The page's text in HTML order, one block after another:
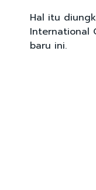
Hal itu
International
baru ini.